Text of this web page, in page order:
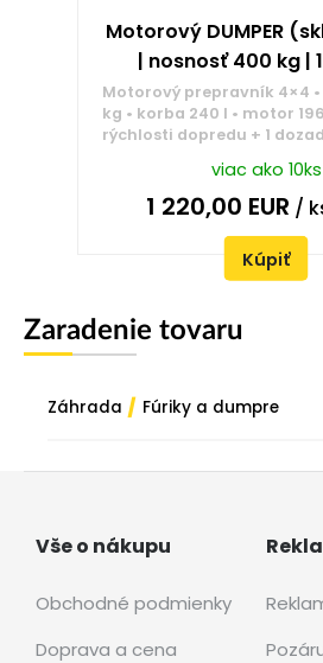
Motorový DUMPER
| nosnosť 400 kg |
Motorový prepravník 4×4
kg • korba 240 l • motor
rýchlosti dopredu + 1
viac ako 10ks
1 220,00 EUR /
Kúpiť
Zaradenie tovaru
Záhrada / Fúriky a dumpre
Vše o nákupu
Obchodné podmienky
Doprava a cena